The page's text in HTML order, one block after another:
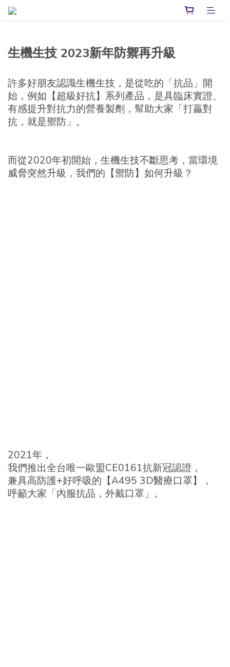
生機生技 2023新年防禦再升級
許多好朋友認識生機生技，是從吃的「抗品」開
始，例如【超級好抗】系列產品，是具臨床實證、
有感提升對抗力的營養製劑，幫助大家「打贏對
抗，就是禦防」。
而從2020年初開始，生機生技不斷思考，當環境
威脅突然升級，我們的【禦防】如何升級？
2021年，
我們推出全台唯一歐盟CE0161抗新冠認證，
兼具高防護+好呼吸的【A495 3D醫療口罩】，
呼籲大家「內服抗品，外戴口罩」。